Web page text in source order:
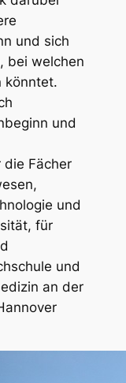
und sich
bei welchen
könntet.
und
die Fächer
und
für
und
an der